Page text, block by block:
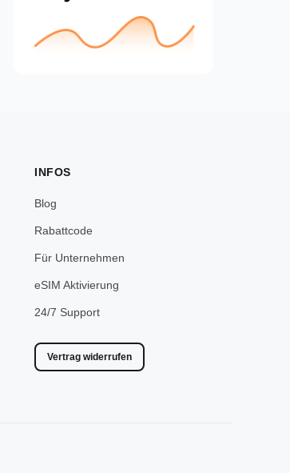
INFOS
Blog
Rabattcode
Für Unternehmen
eSIM Aktivierung
24/7 Support
Vertrag widerrufen